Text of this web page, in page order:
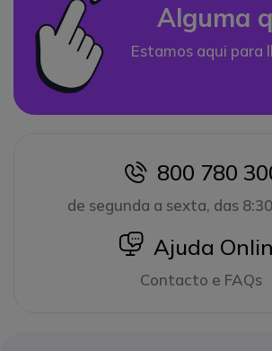
Alguma
Estamos aqui para
icon
800 780
de segunda a sexta, das
icon
Ajuda
Contacto e FAQs